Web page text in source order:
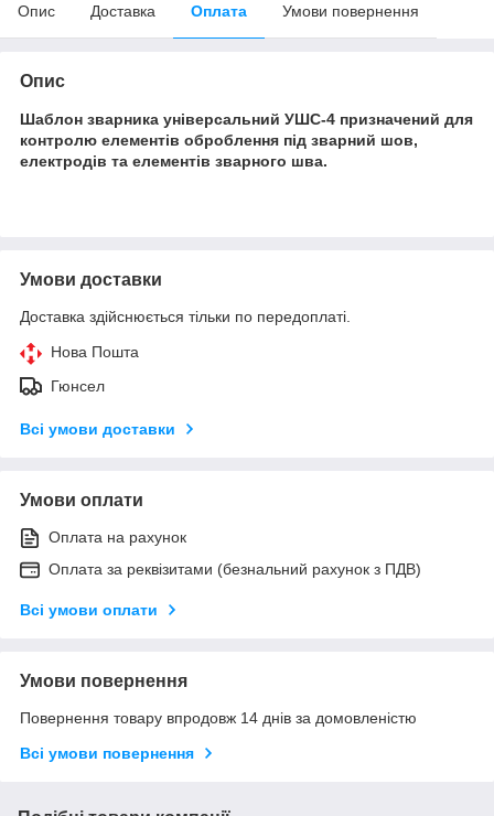
Опис Доставка Оплата Умови повернення
Опис
Шаблон зварника універсальний УШС-4 призначений для
контролю елементів оброблення під зварний шов,
електродів та елементів зварного шва.
Умови доставки
Доставка здійснюється тільки по передоплаті.
Нова Пошта
Гюнсел
Всі умови доставки
Умови оплати
Оплата на рахунок
Оплата за реквізитами (безнальний рахунок з ПДВ)
Всі умови оплати
Умови повернення
Повернення товару впродовж 14 днів за домовленістю
Всі умови повернення